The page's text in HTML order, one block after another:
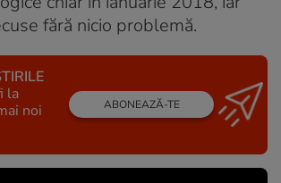
fără nicio problemă.
la
noi
ABONEAZĂ-TE